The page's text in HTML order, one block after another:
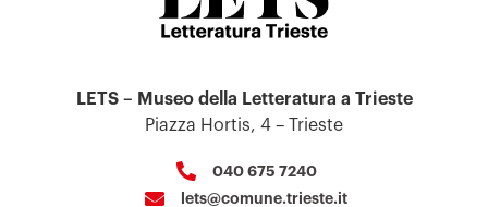
LETS – Museo della Letteratura a Trieste
Piazza Hortis, 4 – Trieste
040 675 7240
lets@comune.trieste.it